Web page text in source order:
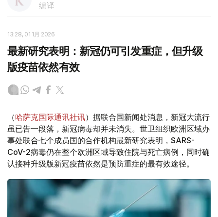
编译
13:28, 01 1月 2026
最新研究表明：新冠仍可引发重症，但升级
版疫苗依然有效
（哈萨克国际通讯社讯）据联合国新闻处消息，新冠大流行
虽已告一段落，新冠病毒却并未消失。世卫组织欧洲区域办
事处联合七个成员国的合作机构最新研究表明，SARS-
CoV-2病毒仍在整个欧洲区域导致住院与死亡病例，同时确
认接种升级版新冠疫苗依然是预防重症的最有效途径。